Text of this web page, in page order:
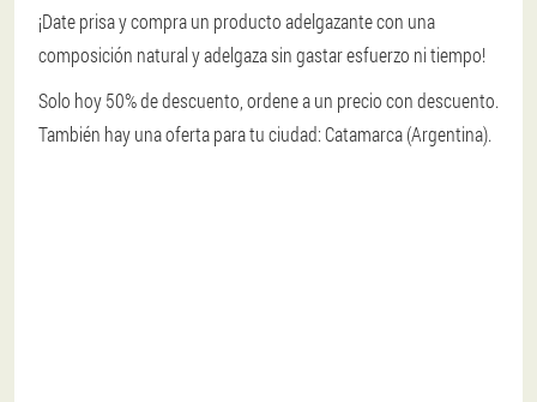
¡Date prisa y compra un producto adelgazante con una
composición natural y adelgaza sin gastar esfuerzo ni tiempo!
Solo hoy 50% de descuento, ordene a un precio con descuento.
También hay una oferta para tu ciudad: Catamarca (Argentina).